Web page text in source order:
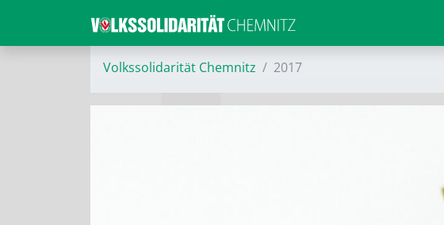
Volkssolidarität Chemnitz 2017